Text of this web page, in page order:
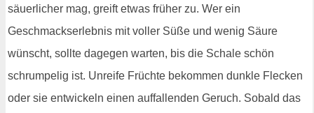
säuerlicher mag, greift etwas früher zu. Wer ein
Geschmackserlebnis mit voller Süße und wenig Säure
wünscht, sollte dagegen warten, bis die Schale schön
schrumpelig ist. Unreife Früchte bekommen dunkle Flecken
oder sie entwickeln einen auffallenden Geruch. Sobald das